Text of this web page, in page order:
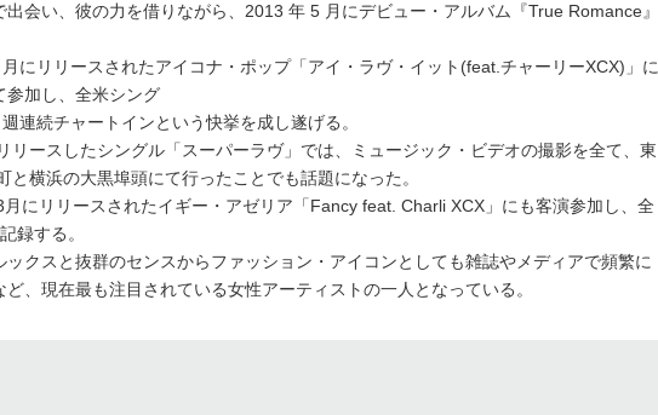
出会い、彼の力を借りながら、2013 年 5 月にデビュー・アルバム『True Romance』
にリリースされたアイコナ・ポップ「アイ・ラヴ・イット(feat.チャーリーXCX)」に
参加し、全米シング
連続チャートインという快挙を成し遂げる。
リースしたシングル「スーパーラヴ」では、ミュージック・ビデオの撮影を全て、東
と横浜の大黒埠頭にて行ったことでも話題になった。
にリリースされたイギー・アゼリア「Fancy feat. Charli XCX」にも客演参加し、全
録する。
ックスと抜群のセンスからファッション・アイコンとしても雑誌やメディアで頻繁に
、現在最も注目されている女性アーティストの一人となっている。